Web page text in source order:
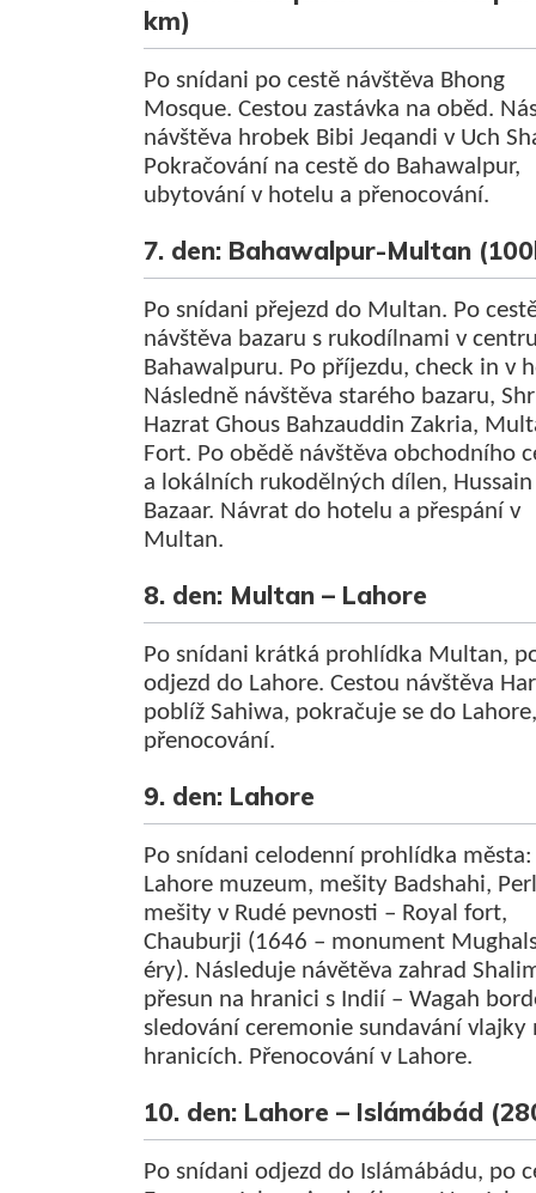
km)
Po snídani po cestě návštěva Bhong
Mosque. Cestou zastávka na oběd.
návštěva hrobek Bibi Jeqandi v Uch
Pokračování na cestě do Bahawalpur,
ubytování v hotelu a přenocování.
7. den: Bahawalpur-Multan
Po snídani přejezd do Multan. Po
návštěva bazaru s rukodílnami v
Bahawalpuru. Po příjezdu, check in v
Následně návštěva starého bazaru,
Hazrat Ghous Bahzauddin Zakria,
Fort. Po obědě návštěva obchodního
a lokálních rukodělných dílen,
Bazaar. Návrat do hotelu a přespání v
Multan.
8. den: Multan – Lahore
Po snídani krátká prohlídka Multan,
odjezd do Lahore. Cestou návštěva
poblíž Sahiwa, pokračuje se do Lahore,
přenocování.
9. den: Lahore
Po snídani celodenní prohlídka města:
Lahore muzeum, mešity Badshahi,
mešity v Rudé pevnosti – Royal fort,
Chauburji (1646 – monument
éry). Následuje návětěva zahrad
přesun na hranici s Indií – Wagah
sledování ceremonie sundavání vlajky
hranicích. Přenocování v Lahore.
10. den: Lahore – Islámábád
Po snídani odjezd do Islámábádu, po